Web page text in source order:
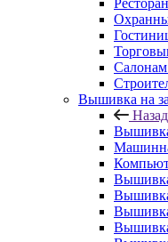
Вышивка на
Назад